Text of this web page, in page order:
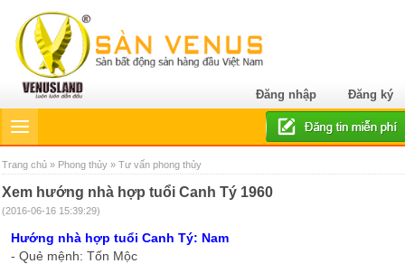
Đăng nhập Đăng ký
Trang chủ » Phong thủy » Tư vấn phong thủy
Xem hướng nhà hợp tuổi Canh Tý 1960
(2016-06-16 15:39:29)
Hướng nhà hợp tuổi Canh Tý: Nam
- Quẻ mệnh: Tốn Mộc